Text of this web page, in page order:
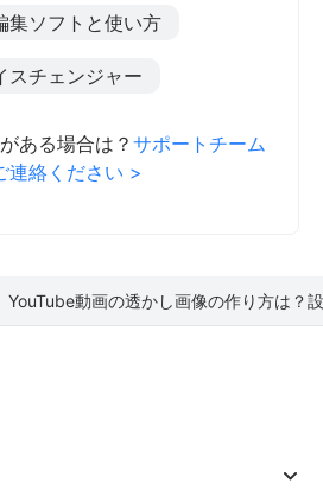
集ソフトと使い方
スチェンジャー
ある場合は？ サポートチーム
連絡ください >
YouTube動画の透かし画像の作り方は？